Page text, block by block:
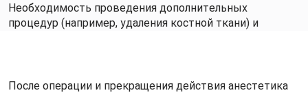
Необходимость проведения дополнительных
процедур (например, удаления костной ткани) и
стоить дороже местной анестезии.
После операции и прекращения действия анестетика